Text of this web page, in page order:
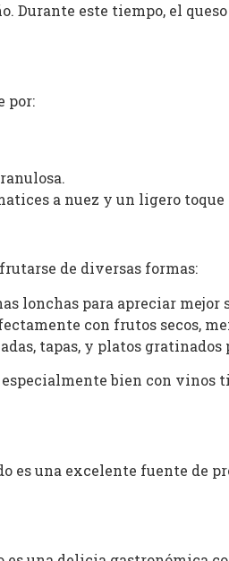
Durante este tiempo, el
por:
a nuez y un ligero
de diversas formas:
lonchas para apreciar mejor
con frutos secos,
tapas, y platos
bien con
es una excelente fuente